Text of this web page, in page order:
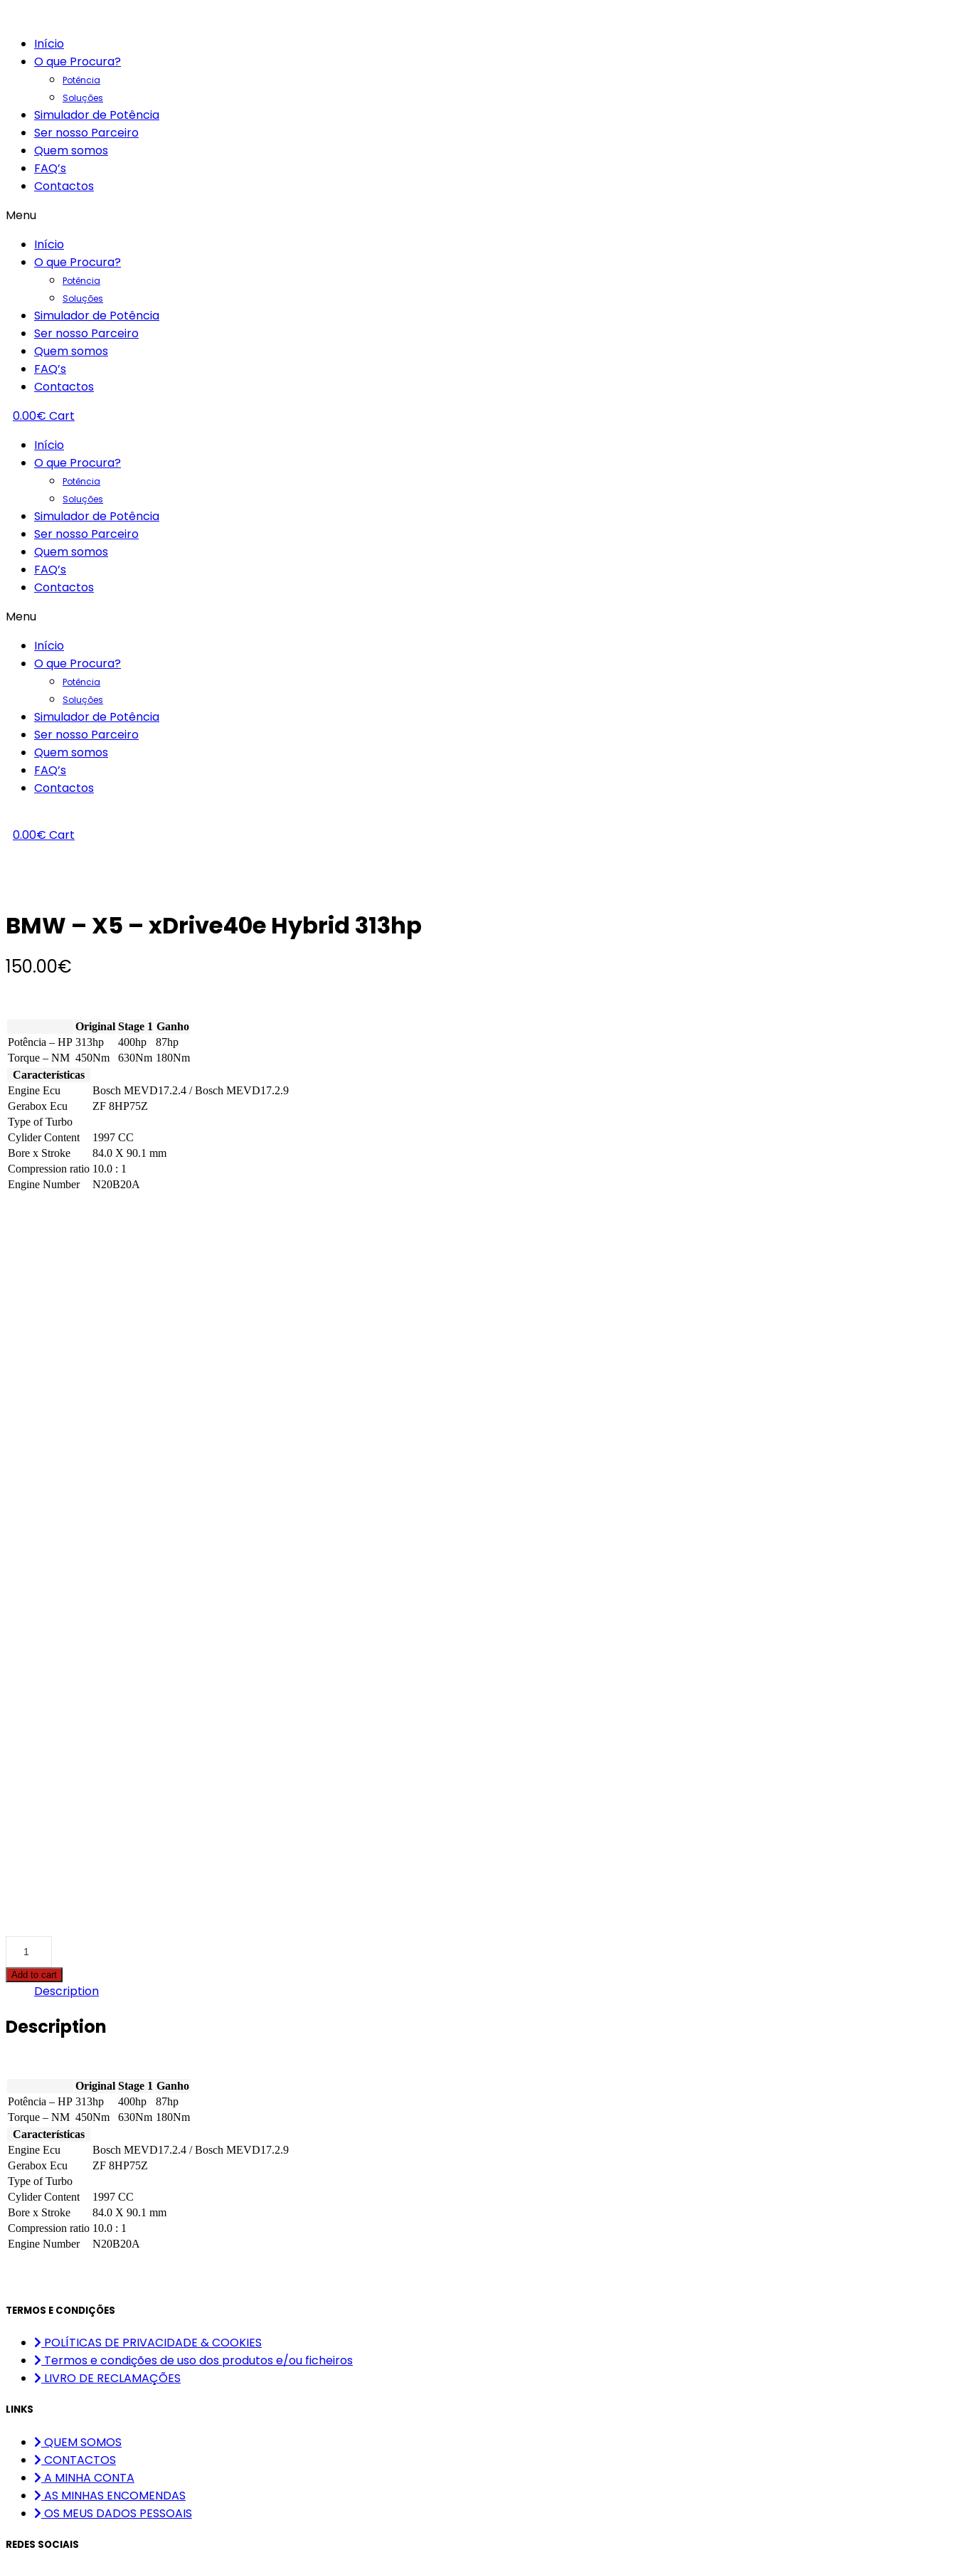
Início
O que Procura?
Potência
Soluções
Simulador de Potência
Ser nosso Parceiro
Quem somos
FAQ’s
Contactos
Menu
Início
O que Procura?
Potência
Soluções
Simulador de Potência
Ser nosso Parceiro
Quem somos
FAQ’s
Contactos
0.00€ Cart
Início
O que Procura?
Potência
Soluções
Simulador de Potência
Ser nosso Parceiro
Quem somos
FAQ’s
Contactos
Menu
Início
O que Procura?
Potência
Soluções
Simulador de Potência
Ser nosso Parceiro
Quem somos
FAQ’s
Contactos
0.00€ Cart
BMW – X5 – xDrive40e Hybrid 313hp
150.00€
Original Stage 1 Ganho
Potência – HP 313hp 400hp
87hp
Torque – NM 450Nm 630Nm 180Nm
Características
Engine Ecu
Bosch MEVD17.2.4 / Bosch MEVD17.2.9
Gerabox Ecu
ZF 8HP75Z
Type of Turbo
Cylider Content
1997 CC
Bore x Stroke
84.0 X 90.1 mm
Compression ratio 10.0 : 1
Engine Number
N20B20A
X5
-
xDrive40e
313hp
quantity
Add to cart
Description
Description
Original Stage 1 Ganho
Potência – HP 313hp 400hp
87hp
Torque – NM 450Nm 630Nm 180Nm
Características
Engine Ecu
Bosch MEVD17.2.4 / Bosch MEVD17.2.9
Gerabox Ecu
ZF 8HP75Z
Type of Turbo
Cylider Content
1997 CC
Bore x Stroke
84.0 X 90.1 mm
Compression ratio 10.0 : 1
Engine Number
N20B20A
TERMOS E CONDIÇÕES
POLÍTICAS DE PRIVACIDADE & COOKIES
Termos e condições de uso dos produtos e/ou ficheiros
LIVRO DE RECLAMAÇÕES
LINKS
QUEM SOMOS
CONTACTOS
A MINHA CONTA
AS MINHAS ENCOMENDAS
OS MEUS DADOS PESSOAIS
REDES SOCIAIS